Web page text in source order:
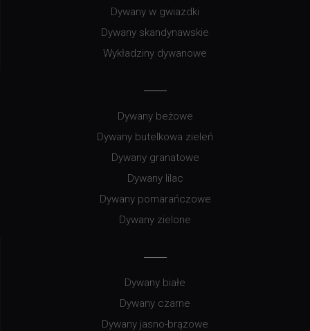
Dywany w gwiazdki
Dywany skandynawskie
Wykładziny dywanowe
Dywany beżowe
Dywany butelkowa zieleń
Dywany granatowe
Dywany lilac
Dywany pomarańczowe
Dywany zielone
Dywany białe
Dywany czarne
Dywany jasno-brązowe